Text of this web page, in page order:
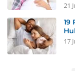
21
19
17